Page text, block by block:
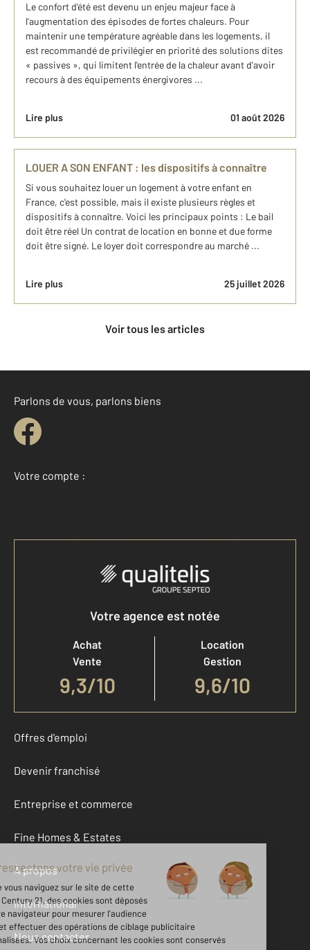
Le confort d'été est devenu un enjeu majeur face à
l'augmentation des épisodes de fortes chaleurs. Pour
maintenir une température agréable dans les logements, il
est recommandé de privilégier en priorité des solutions dites
« passives », qui limitent l'entrée de la chaleur avant d'avoir
recours à des équipements énergivores ...
Lire plus 01 août 2026
LOUER A SON ENFANT : les dispositifs à connaître
Si vous souhaitez louer un logement à votre enfant en
France, c'est possible, mais il existe plusieurs règles et
dispositifs à connaître. Voici les principaux points : Le bail
doit être réel Un contrat de location en bonne et due forme
doit être signé. Le loyer doit correspondre au marché ...
Lire plus 25 juillet 2026
Voir tous les articles
Parlons de vous, parlons biens
Votre compte :
Accéder à mon compte
Votre agence est notée
Achat
Vente
9,3/10
Location
Gestion
9,6/10
Offres d'emploi
Devenir franchisé
Entreprise et commerce
Fine Homes & Estates
À propos
International
Nous contacter